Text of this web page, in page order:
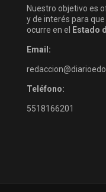
Nuestro objetivo es
y de interés para
ocurre en el
Estado
Email:
Teléfono:
5518166201